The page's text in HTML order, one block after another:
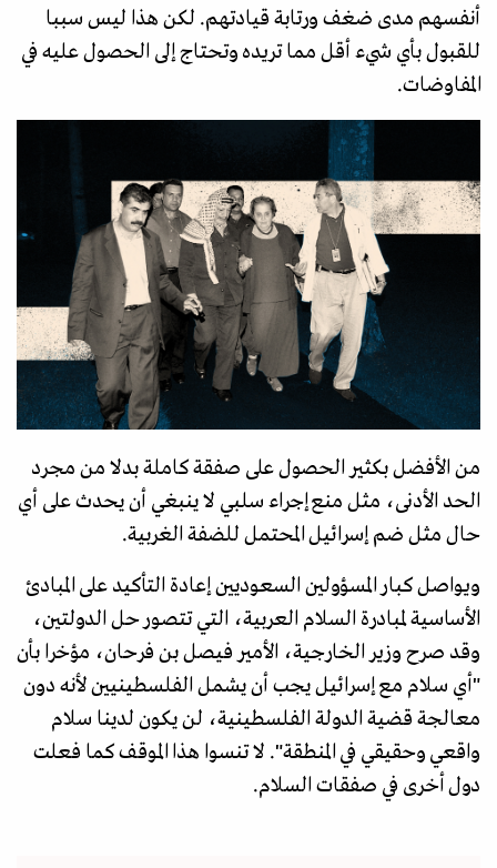
أنفسهم مدى ضغف ورتابة قيادتهم. لكن هذا ليس سببا
للقبول بأي شيء أقل مما تريده وتحتاج إلى الحصول عليه في
المفاوضات.
من الأفضل بكثير الحصول على صفقة كاملة بدلا من مجرد
الحد الأدنى، مثل منع إجراء سلبي لا ينبغي أن يحدث على أي
حال مثل ضم إسرائيل المحتمل للضفة الغربية.
ويواصل كبار المسؤولين السعوديين إعادة التأكيد على المبادئ
الأساسية لمبادرة السلام العربية، التي تتصور حل الدولتين،
وقد صرح وزير الخارجية، الأمير فيصل بن فرحان، مؤخرا بأن
"أي سلام مع إسرائيل يجب أن يشمل الفلسطينيين لأنه دون
معالجة قضية الدولة الفلسطينية، لن يكون لدينا سلام
واقعي وحقيقي في المنطقة". لا تنسوا هذا الموقف كما فعلت
دول أخرى في صفقات السلام.